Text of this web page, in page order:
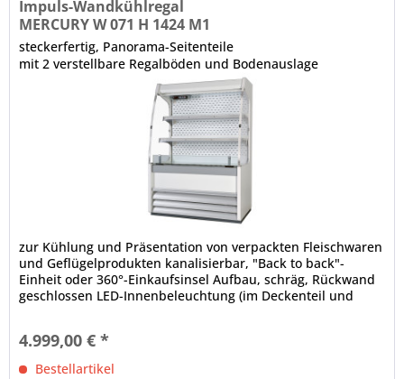
Impuls-Wandkühlregal
MERCURY W 071 H 1424 M1
steckerfertig, Panorama-Seitenteile
mit 2 verstellbare Regalböden und Bodenauslage
zur Kühlung und Präsentation von verpackten Fleischwaren
und Geflügelprodukten kanalisierbar, "Back to back"-
Einheit oder 360°-Einkaufsinsel Aufbau, schräg, Rückwand
geschlossen LED-Innenbeleuchtung (im Deckenteil und
Steuerung Digitalanzeige, Temperaturregelung...
4.999,00 € *
Bestellartikel